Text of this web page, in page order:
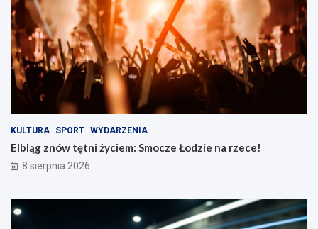
t
r
o
ż
n
o
i
n
d
r
a
c
i
e
n
a
r
z
e
e
!
KULTURA SPORT WYDARZENIA
Elbląg znów tętni życiem: Smocze Łodzie na rzece!
8 sierpnia 2026